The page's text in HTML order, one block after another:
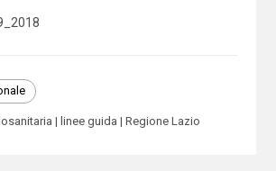
linee guida Regione Lazio